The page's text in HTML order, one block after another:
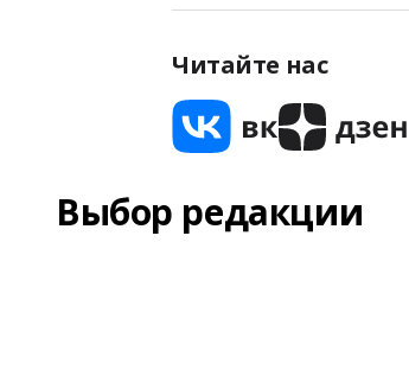
Читайте нас
Выбор редакции